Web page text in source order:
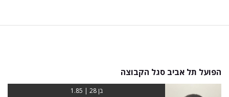
הפועל תל אביב סגל הקבוצה
בן 28 | 1.85